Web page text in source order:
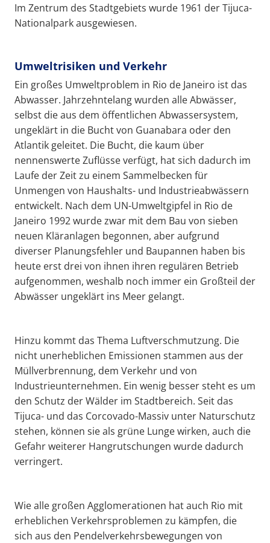
Im Zentrum des Stadtgebiets wurde 1961 der Tijuca-
Nationalpark ausgewiesen.
Umweltrisiken und Verkehr
Ein großes Umweltproblem in Rio de Janeiro ist das
Abwasser. Jahrzehntelang wurden alle Abwässer,
selbst die aus dem öffentlichen Abwassersystem,
ungeklärt in die Bucht von Guanabara oder den
Atlantik geleitet. Die Bucht, die kaum über
nennenswerte Zuflüsse verfügt, hat sich dadurch im
Laufe der Zeit zu einem Sammelbecken für
Unmengen von Haushalts- und Industrieabwässern
entwickelt. Nach dem UN-Umweltgipfel in Rio de
Janeiro 1992 wurde zwar mit dem Bau von sieben
neuen Kläranlagen begonnen, aber aufgrund
diverser Planungsfehler und Baupannen haben bis
heute erst drei von ihnen ihren regulären Betrieb
aufgenommen, weshalb noch immer ein Großteil der
Abwässer ungeklärt ins Meer gelangt.
Hinzu kommt das Thema Luftverschmutzung. Die
nicht unerheblichen Emissionen stammen aus der
Müllverbrennung, dem Verkehr und von
Industrieunternehmen. Ein wenig besser steht es um
den Schutz der Wälder im Stadtbereich. Seit das
Tijuca- und das Corcovado-Massiv unter Naturschutz
stehen, können sie als grüne Lunge wirken, auch die
Gefahr weiterer Hangrutschungen wurde dadurch
verringert.
Wie alle großen Agglomerationen hat auch Rio mit
erheblichen Verkehrsproblemen zu kämpfen, die
sich aus den Pendelverkehrsbewegungen von